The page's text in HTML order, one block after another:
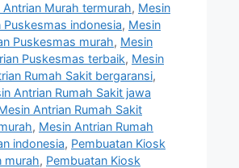
Antrian Murah termurah, Mesin
Puskesmas indonesia, Mesin
Puskesmas murah, Mesin
Puskesmas terbaik, Mesin
Rumah Sakit bergaransi,
Antrian Rumah Sakit jawa
Antrian Rumah Sakit
, Mesin Antrian Rumah
indonesia, Pembuatan Kiosk
murah, Pembuatan Kiosk